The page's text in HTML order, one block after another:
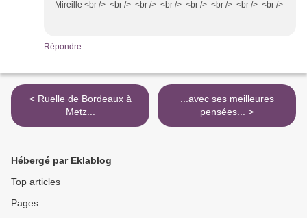
Mireille <br /> <br /> <br /> <br /> <br /> <br /> <br /> <br />
Répondre
< Ruelle de Bordeaux à
Metz...
...avec ses meilleures
pensées... >
Hébergé par Eklablog
Top articles
Pages